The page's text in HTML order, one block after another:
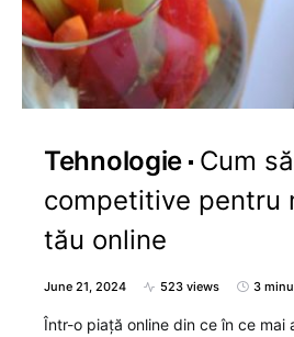
Tehnologie Cum
competitive pentru
tău online
June 21, 2024 523 views 3
Într-o piață online din ce în ce mai